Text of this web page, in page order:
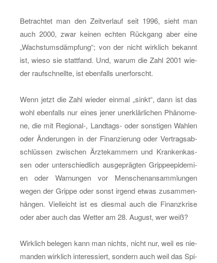
Be­trach­tet man den Zeit­ver­lauf seit 1996, sieht man
auch 2000, zwar kei­nen ech­ten Rück­gang aber eine
„Wachs­tums­dämp­fung“; von der nicht wirk­lich be­kannt
ist, wieso sie statt­fand. Und, warum die Zahl 2001 wie­
der rauf­schnell­te, ist eben­falls un­er­forscht.
Wenn jetzt die Zahl wie­der ein­mal „sinkt“, dann ist das
wohl eben­falls nur eines jener un­er­klär­li­chen Phä­no­me­
ne, die mit Re­gio­nal-, Land­tags- oder sons­ti­gen Wah­len
oder Än­de­run­gen in der Fi­nan­zie­rung oder Ver­trags­ab­
schlüs­sen zwi­schen Ärz­te­kam­mern und Kran­ken­kas­
sen oder un­ter­schied­lich aus­ge­präg­ten Grip­pe­epi­de­mi­
en oder War­nun­gen vor Men­schen­an­samm­lun­gen
wegen der Grip­pe oder sonst ir­gend etwas zu­sam­men­
hän­gen. Viel­leicht ist es dies­mal auch die Fi­nanz­kri­se
oder aber auch das Wet­ter am 28. Au­gust, wer weiß?
Wirk­lich be­le­gen kann man nichts, nicht nur, weil es nie­
man­den wirk­lich in­ter­es­siert, son­dern auch weil das Spi­